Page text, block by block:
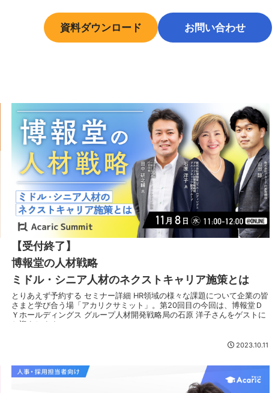
資料ダウンロード お問い合わせ
【受付終了】
博報堂の人材戦略
ミドル・シニア人材のネクストキャリア施策とは
とりあえず予約する セミナー詳細 HR領域の様々な課題について企業の皆
さまと学び合う場「アカリクサミット」。第20回目の今回は、博報堂Ｄ
Ｙホールディングス グループ人材開発戦略局の石原 洋子さんをゲストに
お迎えします。 ...
2023.10.11